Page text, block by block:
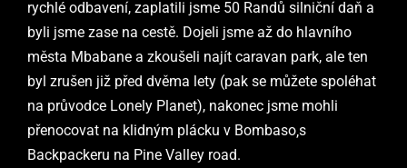
rychlé odbavení, zaplatili jsme 50 Randů silniční daň a
byli jsme zase na cestě. Dojeli jsme až do hlavního
města Mbabane a zkoušeli najít caravan park, ale ten
byl zrušen již před dvěma lety (pak se můžete spoléhat
na průvodce Lonely Planet), nakonec jsme mohli
přenocovat na klidným plácku v Bombaso‚s
Backpackeru na Pine Valley road.